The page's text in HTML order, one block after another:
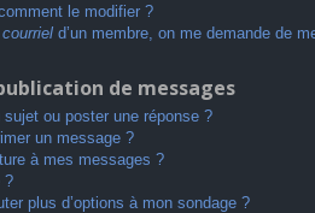
le modifier ?
courriel d’un membre, on me demande de
de messages
ou poster une réponse ?
un message ?
à mes messages ?
?
plus d’options à mon sondage ?